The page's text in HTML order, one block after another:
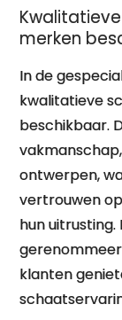
merken
In de
kwalitatieve
beschikbaar.
ontwerpen,
vertrouwen
hun
klanten